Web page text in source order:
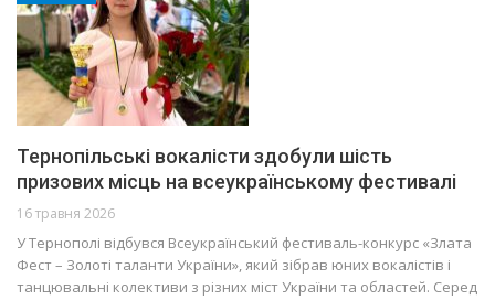
Тернопільські вокалісти здобули шість
призових місць на всеукраїнському фестивалі
16 травня 2026
У Тернополі відбувся Всеукраїнський фестиваль-конкурс «Злата
Фест – Золоті таланти України», який зібрав юних вокалістів і
танцювальні колективи з різних міст України та областей. Серед